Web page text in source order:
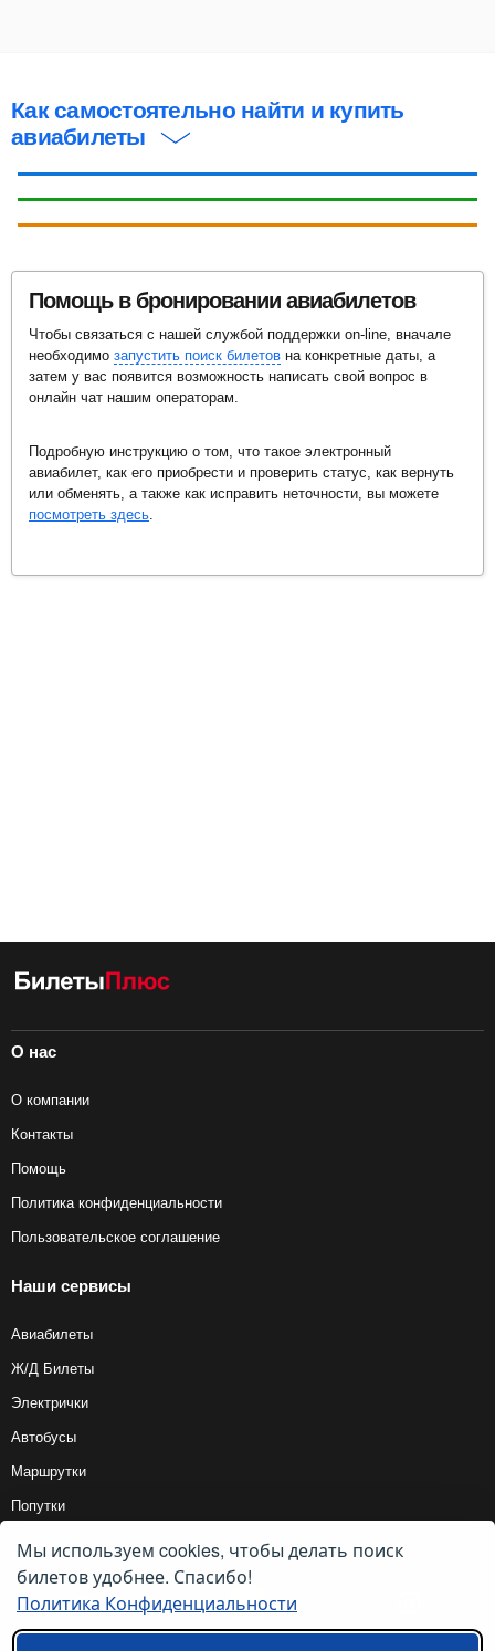
Как самостоятельно найти и купить
авиабилеты
Узнайте, какие билеты есть в наличии - укажите
даты и нажмите кнопку «Найти билеты»
в Черногорию у надежных агентств
Оплатить билеты можно банковской картой на
«Связной» или «Евросеть»
Вы можете быть уверены, что покупаете билеты по
минимальной возможной цене, т.к. мы сравнили цены в
крупнейших интернет-агентствах
течение 15 минут
Электронный билет - официальный документ,
подтверждающий факт заключения договора воздушной
перевозки. Распечатайте его и предъявите при регистрации
на рейс
Помощь в бронировании авиабилетов
Чтобы связаться с нашей службой поддержки on-line, вначале
необходимо запустить поиск билетов на конкретные даты, а
затем у вас появится возможность написать свой вопрос в
онлайн чат нашим операторам.
Подробную инструкцию о том, что такое электронный
авиабилет, как его приобрести и проверить статус, как вернуть
или обменять, а также как исправить неточности, вы можете
посмотреть здесь.
О нас
О компании
Контакты
Помощь
Политика конфиденциальности
Пользовательское соглашение
Наши сервисы
Авиабилеты
Ж/Д Билеты
Электрички
Автобусы
Маршрутки
Попутки
Ссылки на наши соцсети
Мы используем cookies, чтобы делать поиск
билетов удобнее. Спасибо!
Политика Конфиденциальности